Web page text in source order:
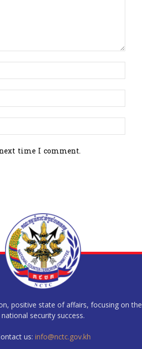
time I comment.
positive state of affairs, focusing on
national security success.
us: info@nctc.gov.kh